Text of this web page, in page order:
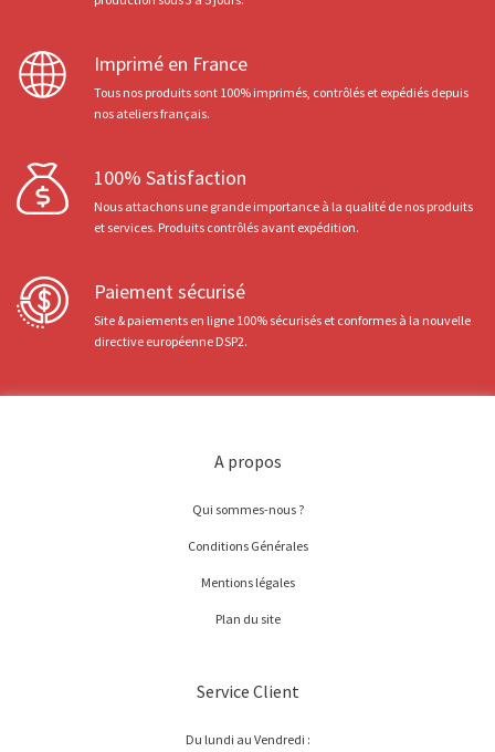
Imprimé en France
Tous nos produits sont 100% imprimés, contrôlés et expédiés depuis
nos ateliers français.
100% Satisfaction
Nous attachons une grande importance à la qualité de nos produits
et services. Produits contrôlés avant expédition.
Paiement sécurisé
Site & paiements en ligne 100% sécurisés et conformes à la nouvelle
directive européenne DSP2.
A propos
Qui sommes-nous ?
Conditions Générales
Mentions légales
Plan du site
Service Client
Du lundi au Vendredi :